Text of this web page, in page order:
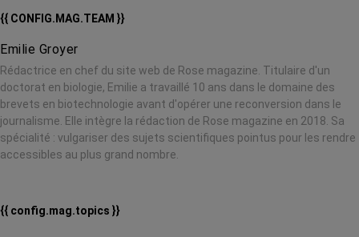
{{ CONFIG.MAG.TEAM }}
Emilie Groyer
Rédactrice en chef du site web de Rose magazine. Titulaire d'un
doctorat en biologie, Emilie a travaillé 10 ans dans le domaine des
brevets en biotechnologie avant d'opérer une reconversion dans le
journalisme. Elle intègre la rédaction de Rose magazine en 2018. Sa
spécialité : vulgariser des sujets scientifiques pointus pour les rendre
accessibles au plus grand nombre.
{{ config.mag.topics }}